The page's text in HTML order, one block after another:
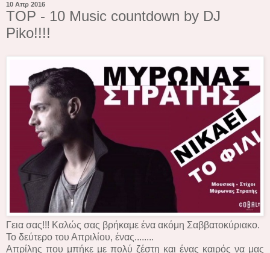
10 Απρ 2016
TOP - 10 Music countdown by DJ
Piko!!!!
Γεια σας!!! Καλώς σας βρήκαμε ένα ακόμη Σαββατοκύριακο.
Το δεύτερο του Απριλίου, ένας........
Απρίλης που μπήκε με πολύ ζέστη και ένας καιρός να μας